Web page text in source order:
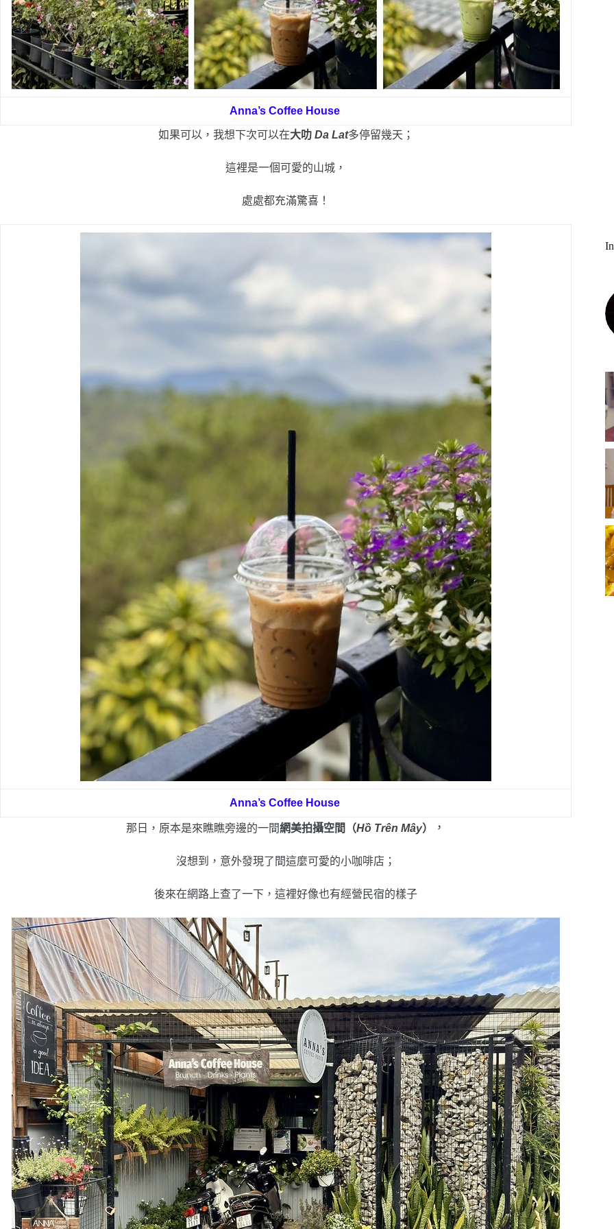
Anna’s Coffee House
如果可以，我想下次可以在大叻 Da Lat多停留幾天；
這裡是一個可愛的山城，
處處都充滿驚喜！
Anna’s Coffee House
那日，原本是來瞧瞧旁邊的一間網美拍攝空間（Hồ Trên Mây） ，
沒想到，意外發現了間這麼可愛的小咖啡店；
後來在網路上查了一下，這裡好像也有經營民宿的樣子